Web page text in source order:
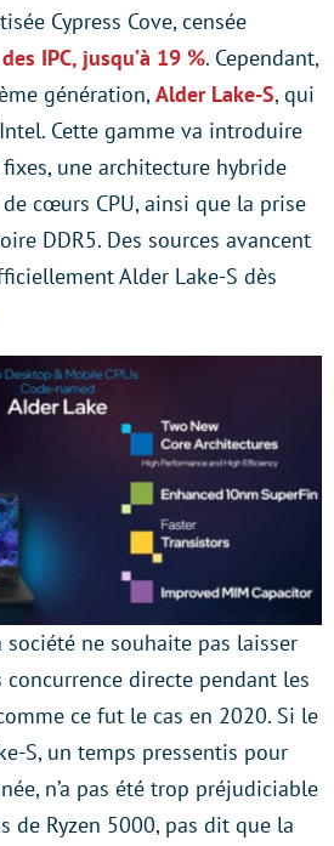
Cypress Cove, censée
IPC, jusqu’à 19 %. Cependant,
génération,Alder Lake-S, qui
Cette gamme va introduire
une architecture hybride
cœurs CPU, ainsi que la prise
DDR5. Des sources avancent
Alder Lake-S dès
ne souhaite pas laisser
concurrence directe pendant les
ce fut le cas en 2020. Si le
S, un temps pressentis pour
n’a pas été trop préjudiciable
de Ryzen 5000, pas dit que la